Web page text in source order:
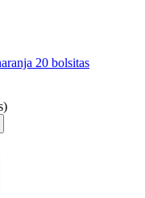
20 bolsitas